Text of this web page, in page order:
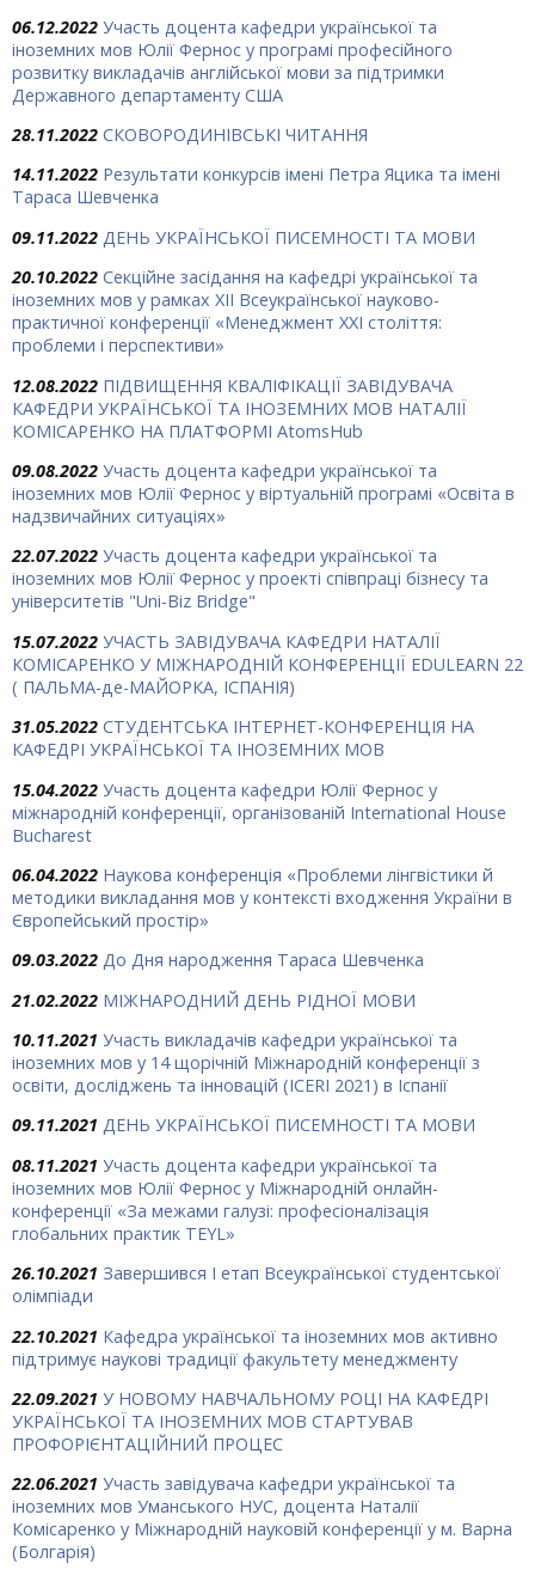
06.12.2022 Участь доцента кафедри української та
іноземних мов Юлії Фернос у програмі професійного
розвитку викладачів англійської мови за підтримки
Державного департаменту США
28.11.2022 СКОВОРОДИНІВСЬКІ ЧИТАННЯ
14.11.2022 Результати конкурсів імені Петра Яцика та імені
Тараса Шевченка
09.11.2022 ДЕНЬ УКРАЇНСЬКОЇ ПИСЕМНОСТІ ТА МОВИ
20.10.2022 Секційне засідання на кафедрі української та
іноземних мов у рамках XII Всеукраїнської науково-
практичної конференції «Менеджмент ХХІ століття:
проблеми і перспективи»
12.08.2022 ПІДВИЩЕННЯ КВАЛІФІКАЦІЇ ЗАВІДУВАЧА
КАФЕДРИ УКРАЇНСЬКОЇ ТА ІНОЗЕМНИХ МОВ НАТАЛІЇ
КОМІСАРЕНКО НА ПЛАТФОРМІ AtomsHub
09.08.2022 Участь доцента кафедри української та
іноземних мов Юлії Фернос у віртуальній програмі «Освіта в
надзвичайних ситуаціях»
22.07.2022 Участь доцента кафедри української та
іноземних мов Юлії Фернос у проекті співпраці бізнесу та
університетів "Uni-Biz Bridge"
15.07.2022 УЧАСТЬ ЗАВІДУВАЧА КАФЕДРИ НАТАЛІЇ
КОМІСАРЕНКО У МІЖНАРОДНІЙ КОНФЕРЕНЦІЇ EDULEARN 22
( ПАЛЬМА-де-МАЙОРКА, ІСПАНІЯ)
31.05.2022 СТУДЕНТСЬКА ІНТЕРНЕТ-КОНФЕРЕНЦІЯ НА
КАФЕДРІ УКРАЇНСЬКОЇ ТА ІНОЗЕМНИХ МОВ
15.04.2022 Участь доцента кафедри Юлії Фернос у
міжнародній конференції, організованій International House
Bucharest
06.04.2022 Наукова конференція «Проблеми лінгвістики й
методики викладання мов у контексті входження України в
Європейський простір»
09.03.2022 До Дня народження Тараса Шевченка
21.02.2022 МІЖНАРОДНИЙ ДЕНЬ РІДНОЇ МОВИ
10.11.2021 Участь викладачів кафедри української та
іноземних мов у 14 щорічній Міжнародній конференції з
освіти, досліджень та інновацій (ICERI 2021) в Іспанії
09.11.2021 ДЕНЬ УКРАЇНСЬКОЇ ПИСЕМНОСТІ ТА МОВИ
08.11.2021 Участь доцента кафедри української та
іноземних мов Юлії Фернос у Міжнародній онлайн-
конференції «За межами галузі: професіоналізація
глобальних практик TEYL»
26.10.2021 Завершився І етап Всеукраїнської студентської
олімпіади
22.10.2021 Кафедра української та іноземних мов активно
підтримує наукові традиції факультету менеджменту
22.09.2021 У НОВОМУ НАВЧАЛЬНОМУ РОЦІ НА КАФЕДРІ
УКРАЇНСЬКОЇ ТА ІНОЗЕМНИХ МОВ СТАРТУВАВ
ПРОФОРІЄНТАЦІЙНИЙ ПРОЦЕС
22.06.2021 Участь завідувача кафедри української та
іноземних мов Уманського НУС, доцента Наталії
Комісаренко у Міжнародній науковій конференції у м. Варна
(Болгарія)